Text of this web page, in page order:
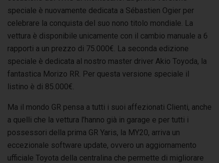
speciale è nuovamente dedicata a Sébastien Ogier per
celebrare la conquista del suo nono titolo mondiale. La
vettura è disponibile unicamente con il cambio manuale a 6
rapporti a un prezzo di 75.000€. La seconda edizione
speciale è dedicata al nostro master driver Akio Toyoda, la
fantastica Morizo RR. Per questa versione speciale il
listino è di 85.000€.
Ma il mondo GR pensa a tutti i suoi affezionati Clienti, anche
a quelli che la vettura l’hanno già in garage e per tutti i
possessori della prima GR Yaris, la MY20, arriva un
eccezionale software update, ovvero un aggiornamento
ufficiale Toyota della centralina che permette di migliorare